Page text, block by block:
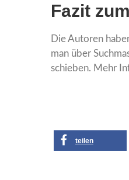
Fazit
Die Autoren
man über
schieben. Mehr
teilen